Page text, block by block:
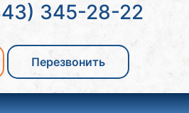
345-28-22
Перезвонить